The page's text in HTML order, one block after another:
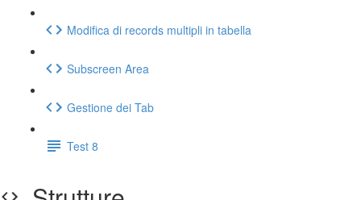
Modifica di records multipli in tabella
Subscreen Area
Gestione dei Tab
Test 8